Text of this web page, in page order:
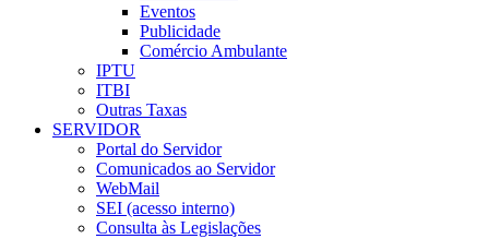
Eventos
Publicidade
Comércio Ambulante
IPTU
ITBI
Outras Taxas
SERVIDOR
Portal do Servidor
Comunicados ao Servidor
WebMail
SEI (acesso interno)
Consulta às Legislações